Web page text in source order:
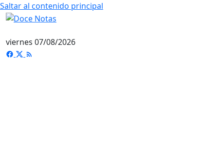
Saltar al contenido principal
viernes 07/08/2026